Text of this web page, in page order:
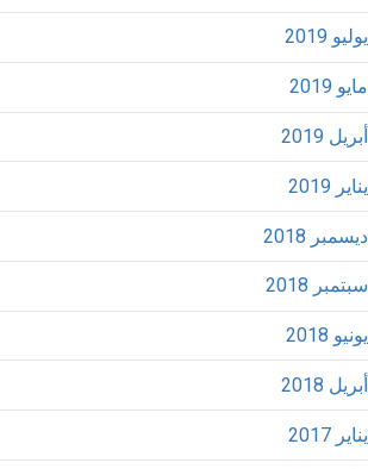
يوليو 2019
مايو 2019
أبريل 2019
يناير 2019
ديسمبر 2018
سبتمبر 2018
يونيو 2018
أبريل 2018
يناير 2017